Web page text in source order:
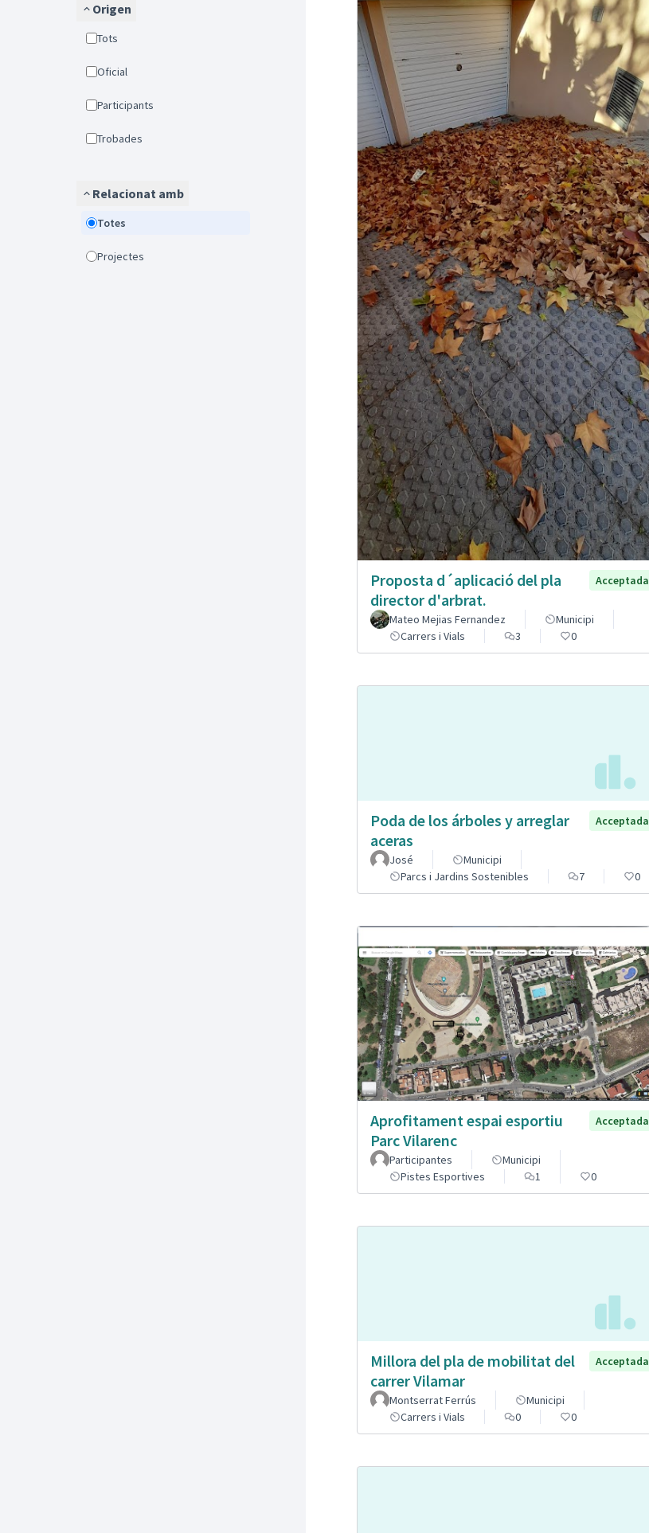
Origen
Tots
Oficial
Participants
Trobades
Relacionat amb
Totes
Projectes
Proposta d´aplicació del pla
director d'arbrat.
Acceptada
Mateo Mejias Fernandez
Municipi
Carrers i Vials
3 0
Poda de los árboles y arreglar
aceras
Acceptada
José
Municipi
Parcs i Jardins Sostenibles
7 0
Aprofitament espai esportiu
Parc Vilarenc
Acceptada
Participantes
Municipi
Pistes Esportives
1 0
Millora del pla de mobilitat del
carrer Vilamar
Acceptada
Montserrat Ferrús
Municipi
Carrers i Vials
0 0